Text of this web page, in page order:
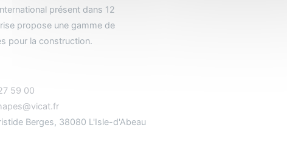
présent dans 12
propose une gamme de
pour la construction.
59 00
Berges, 38080 L'Isle-d'Abeau